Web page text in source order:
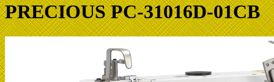
PRECIOUS PC-31016D-01CB